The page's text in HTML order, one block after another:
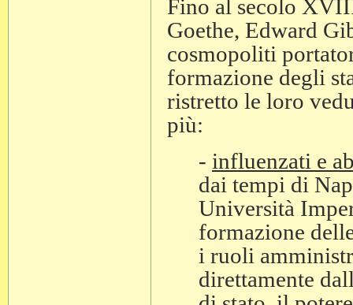
Fino al secolo
Goethe, Edward
cosmopoliti
formazione degli
ristretto le loro
più:
- influenzati e
dai tempi di
Università
formazione
i ruoli
direttamente